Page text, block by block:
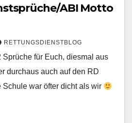
ABI Motto
RETTUNGSDIENSTBLOG
Sprüche für Euch, diesmal aus
durchaus auch auf den RD
Schule war öfter dicht als wir